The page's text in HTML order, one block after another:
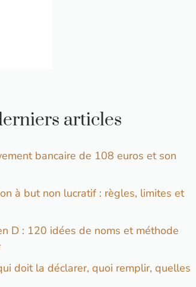
articles
bancaire de 108 euros et son
à but non lucratif : règles, limites et
D : 120 idées de noms et méthode
doit la déclarer, quoi remplir, quelles